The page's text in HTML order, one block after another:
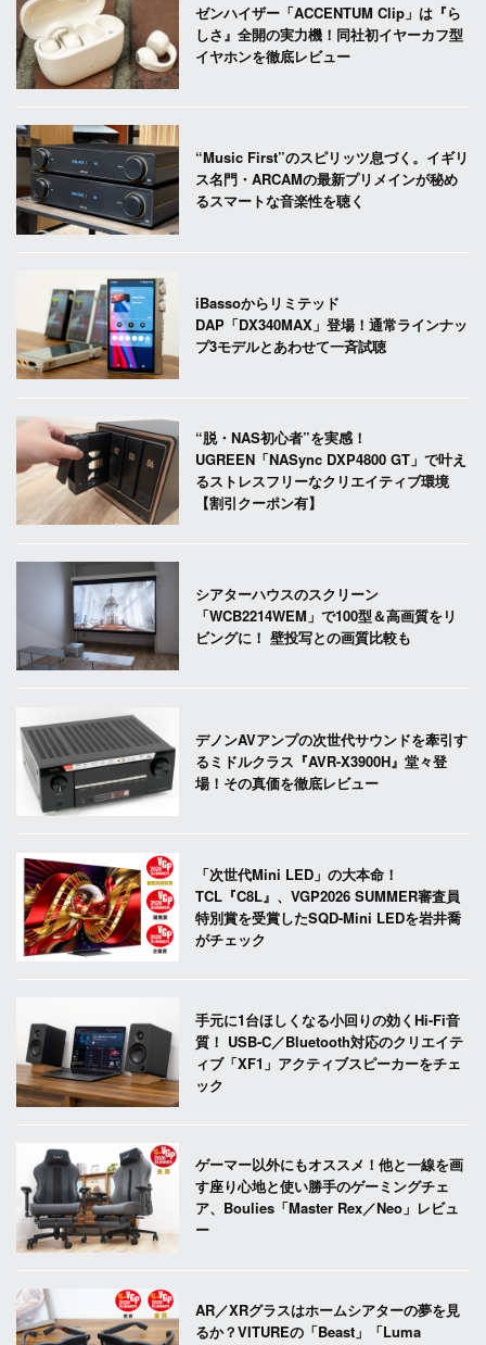
ゼンハイザー「ACCENTUM Clip」は『ら
しさ』全開の実力機！同社初イヤーカフ型
イヤホンを徹底レビュー
“Music First”のスピリッツ息づく。イギリ
ス名門・ARCAMの最新プリメインが秘め
るスマートな音楽性を聴く
iBassoからリミテッド
DAP「DX340MAX」登場！通常ラインナッ
プ3モデルとあわせて一斉試聴
“脱・NAS初心者”を実感！
UGREEN「NASync DXP4800 GT」で叶え
るストレスフリーなクリエイティブ環境
【割引クーポン有】
シアターハウスのスクリーン
「WCB2214WEM」で100型＆高画質をリ
ビングに！ 壁投写との画質比較も
デノンAVアンプの次世代サウンドを牽引す
るミドルクラス『AVR-X3900H』堂々登
場！その真価を徹底レビュー
「次世代Mini LED」の大本命！
TCL『C8L』、VGP2026 SUMMER審査員
特別賞を受賞したSQD-Mini LEDを岩井喬
がチェック
手元に1台ほしくなる小回りの効くHi-Fi音
質！ USB-C／Bluetooth対応のクリエイテ
ィブ「XF1」アクティブスピーカーをチェ
ック
ゲーマー以外にもオススメ！他と一線を画
す座り心地と使い勝手のゲーミングチェ
ア、Boulies「Master Rex／Neo」レビュ
ー
AR／XRグラスはホームシアターの夢を見
るか？VITUREの「Beast」「Luma